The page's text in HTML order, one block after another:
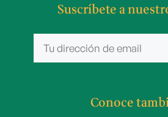
Suscríbete a
Conoce